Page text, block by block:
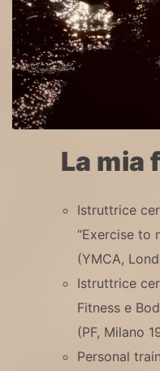
La mia
Istruttrice
“Exercise to
(YMCA,
Istruttrice
Fitness e
(PF, Milano
Personal